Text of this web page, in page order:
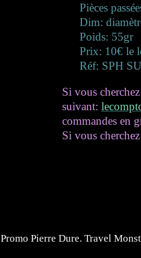
Pièces
Dim:
Poids: 55gr
Prix: 10€ le
Réf: SPH
Si vous
suivant:
commandes en
Si vous
Promo Pierre Dure. Travel